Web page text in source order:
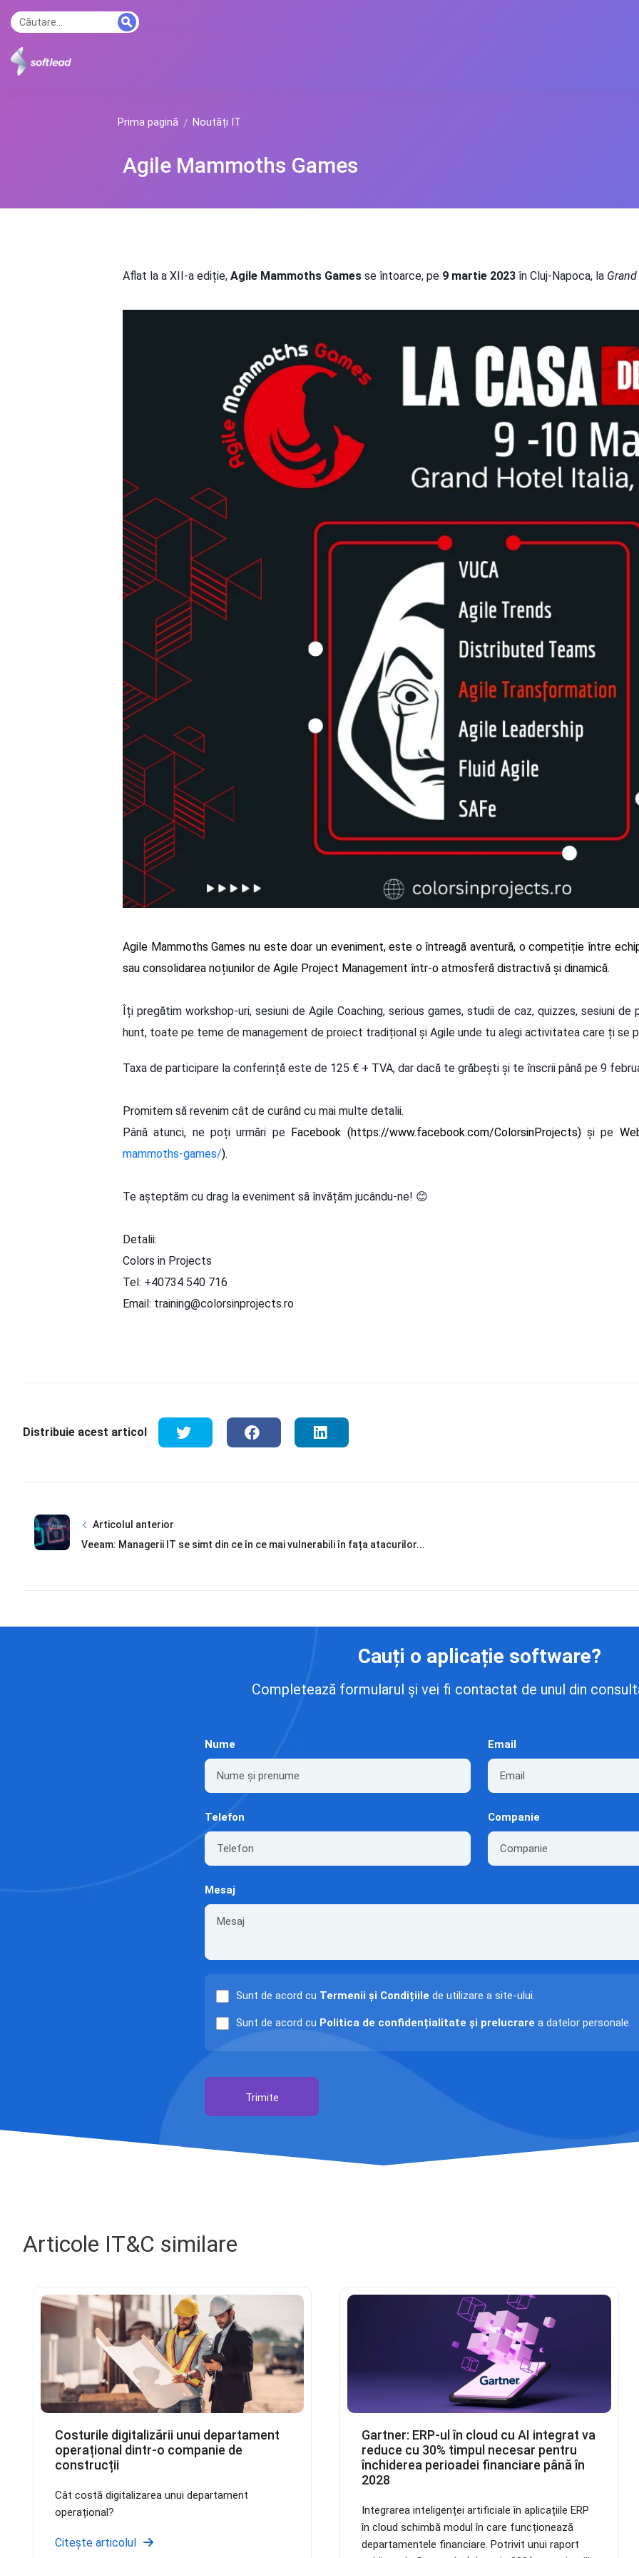
Prima pagină Noutăți IT
Agile Mammoths Games
Aflat la a XII-a ediție, Agile Mammoths Games se întoarce, pe 9 martie 2023 în Cluj-Napoca, la
Agile Mammoths Games nu este doar un eveniment, este o întreagă aventură, o competiție între
sau consolidarea noțiunilor de Agile Project Management într-o atmosferă distractivă și dinamică.
Îți pregătim workshop-uri, sesiuni de Agile Coaching, serious games, studii de caz, quizzes, sesiuni
hunt, toate pe teme de management de proiect tradițional și Agile unde tu alegi activitatea care ți se
Taxa de participare la conferință este de 125 € + TVA, dar dacă te grăbești și te înscrii până pe 9
Promitem să revenim cât de curând cu mai multe detalii.
Până atunci, ne poți urmări pe Facebook (https://www.facebook.com/ColorsinProjects) și pe
mammoths-games/).
Te așteptăm cu drag la eveniment să învățăm jucându-ne! 😊
Detalii:
Colors in Projects
Tel: +40734 540 716
Email: training@colorsinprojects.ro
Distribuie acest articol
Articolul anterior
Veeam: Managerii IT se simt din ce în ce mai vulnerabili în fața atacurilor...
Cauți o aplicație software?
Completează formularul și vei fi contactat de unul din
Nume Email
Telefon Companie
Mesaj
Sunt de acord cu Termenii și Condițiile de utilizare a site-ului.
Sunt de acord cu Politica de confidențialitate și prelucrare a datelor personale.
Trimite
Articole IT&C similare
Costurile digitalizării unui departament
operațional dintr-o companie de
construcții
Cât costă digitalizarea unui departament
operațional?
Citește articolul
Gartner: ERP-ul în cloud cu AI integrat va
reduce cu 30% timpul necesar pentru
închiderea perioadei financiare până în
2028
Integrarea inteligenței artificiale în aplicațiile ERP
în cloud schimbă modul în care funcționează
departamentele financiare. Potrivit unui raport